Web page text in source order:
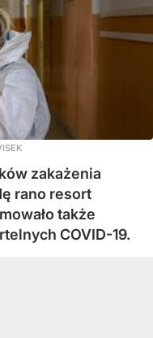
zakażenia
rano resort
także
COVID-19.